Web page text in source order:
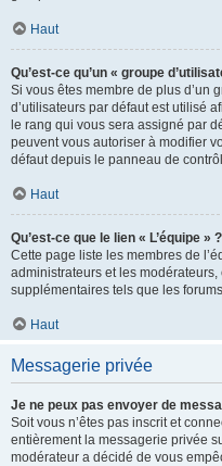
Haut
Qu’est-ce qu’un « groupe
Si vous êtes membre de plus d’un
d’utilisateurs par défaut est utilisé
le rang qui vous sera assigné par
peuvent vous autoriser à modifier
défaut depuis le panneau de
Haut
Qu’est-ce que le lien « L’équipe » ?
Cette page liste les membres de
administrateurs et les
supplémentaires tels que les
Haut
Messagerie privée
Je ne peux pas envoyer de
Soit vous n’êtes pas inscrit et
entièrement la messagerie privée
modérateur a décidé de vous